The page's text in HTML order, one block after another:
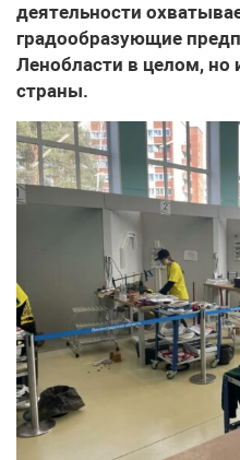
деятельности
градообразующие
Ленобласти в целом, но
страны.